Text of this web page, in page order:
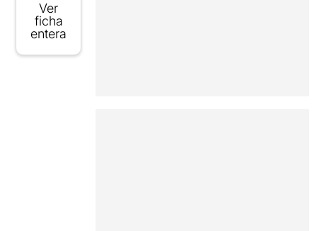
Ver
ficha
entera